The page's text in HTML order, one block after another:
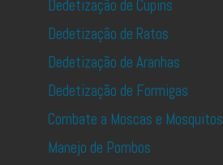
Dedetização de Cupins
Dedetização de Ratos
Dedetização de Aranhas
Dedetização de Formigas
Combate a Moscas e Mosquitos
Manejo de Pombos